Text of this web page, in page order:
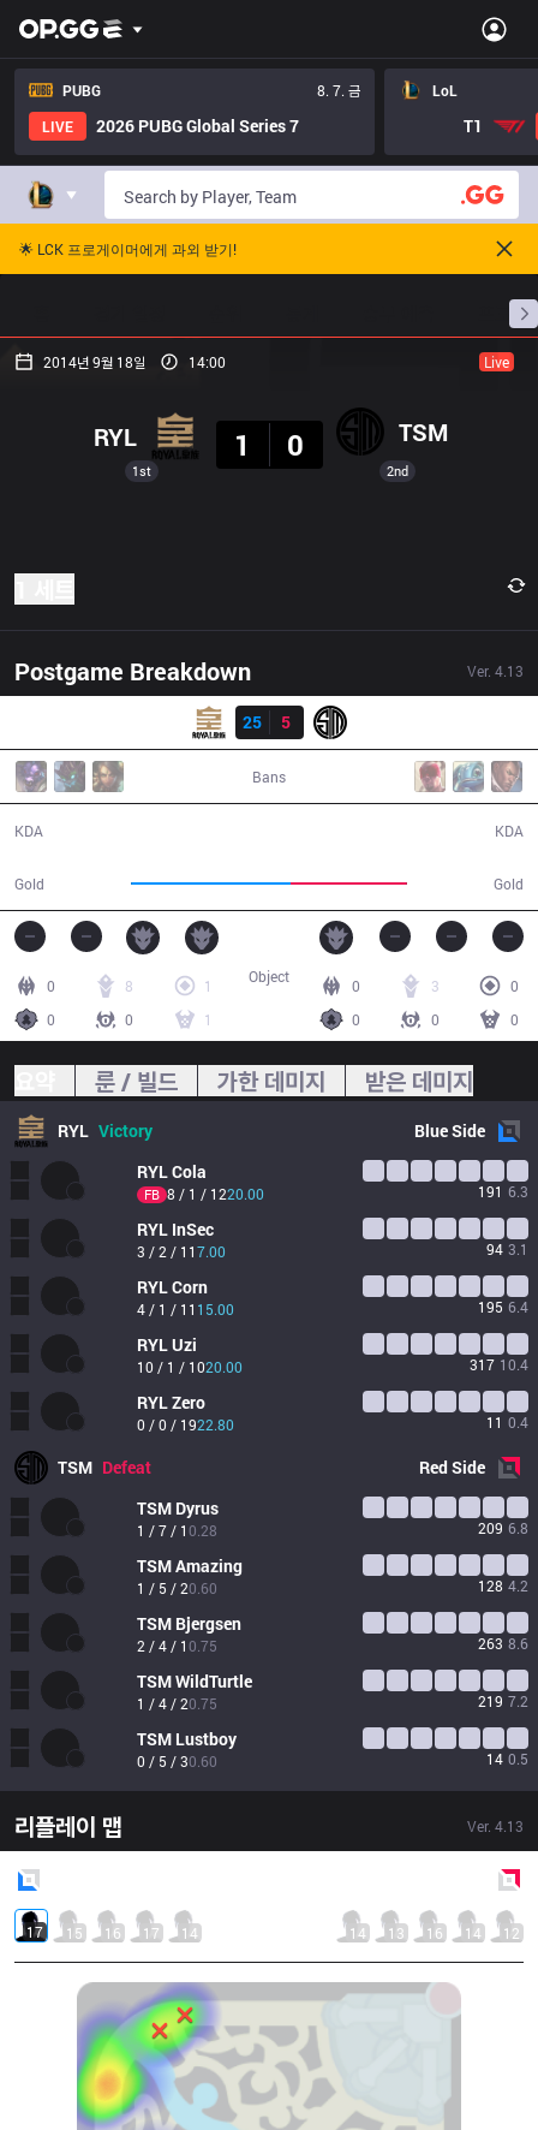
PUBG
8. 7. 금
LIVE
2026 PUBG Global Series 7
LoL
T1
🌟 LCK 프로게이머에게 과외 받기!
프로빌
2014년 9월 18일 14:00 Live
1st
RYL
1
0 TSM
2nd
Postgame Breakdown Ver. 4.13
25
5
Bans
KDA
Gold Gold
KDA
0 8
1
0
0 1
0 3
0
0
0 0
Object
룬 / 빌드 가한 데미지 받은 데미지
RYL Victory BlueSide
RYLCola
FB 8 / 1 / 1220.00 191 6.3
RYL InSec
3 / 2 / 117.00 94 3.1
RYLCorn
4 / 1 / 11 15.00 195 6.4
RYLUzi
10 / 1 / 1020.00 317 10.4
RYLZero
0 / 0 / 1922.80 11 0.4
TSM Defeat RedSide
TSM Dyrus
1 / 7 / 10.28 209 6.8
TSMAmazing
1 / 5 / 20.60 128 4.2
TSM Bjergsen
2 / 4 / 10.75 263 8.6
TSMWildTurtle
1 / 4 / 20.75 219 7.2
TSM Lustboy
0 / 5 / 30.60 14 0.5
리플레이 맵 Ver. 4.13
17 15 16 17 14 14 13 16 14 12